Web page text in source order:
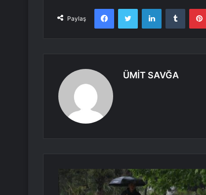
Paylaş
FacebookTwitter LinkedInTumblr
ÜMİT SAVĞA